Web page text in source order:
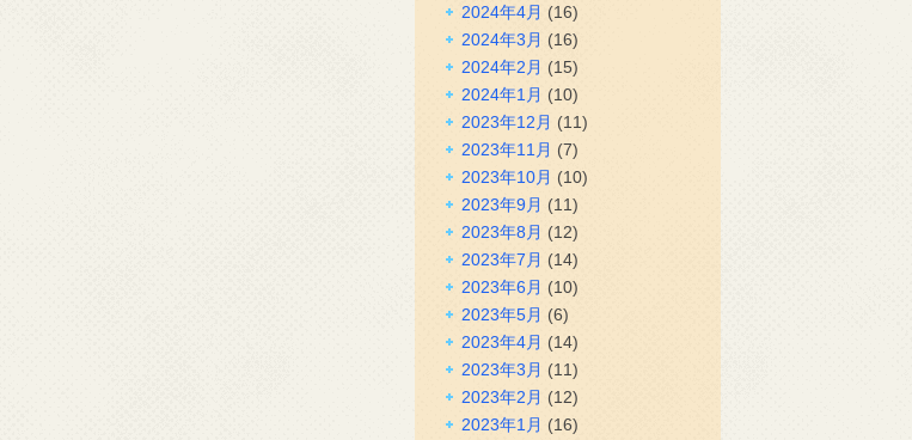
2024年4月 (16)
2024年3月 (16)
2024年2月 (15)
2024年1月 (10)
2023年12月 (11)
2023年11月 (7)
2023年10月 (10)
2023年9月 (11)
2023年8月 (12)
2023年7月 (14)
2023年6月 (10)
2023年5月 (6)
2023年4月 (14)
2023年3月 (11)
2023年2月 (12)
2023年1月 (16)